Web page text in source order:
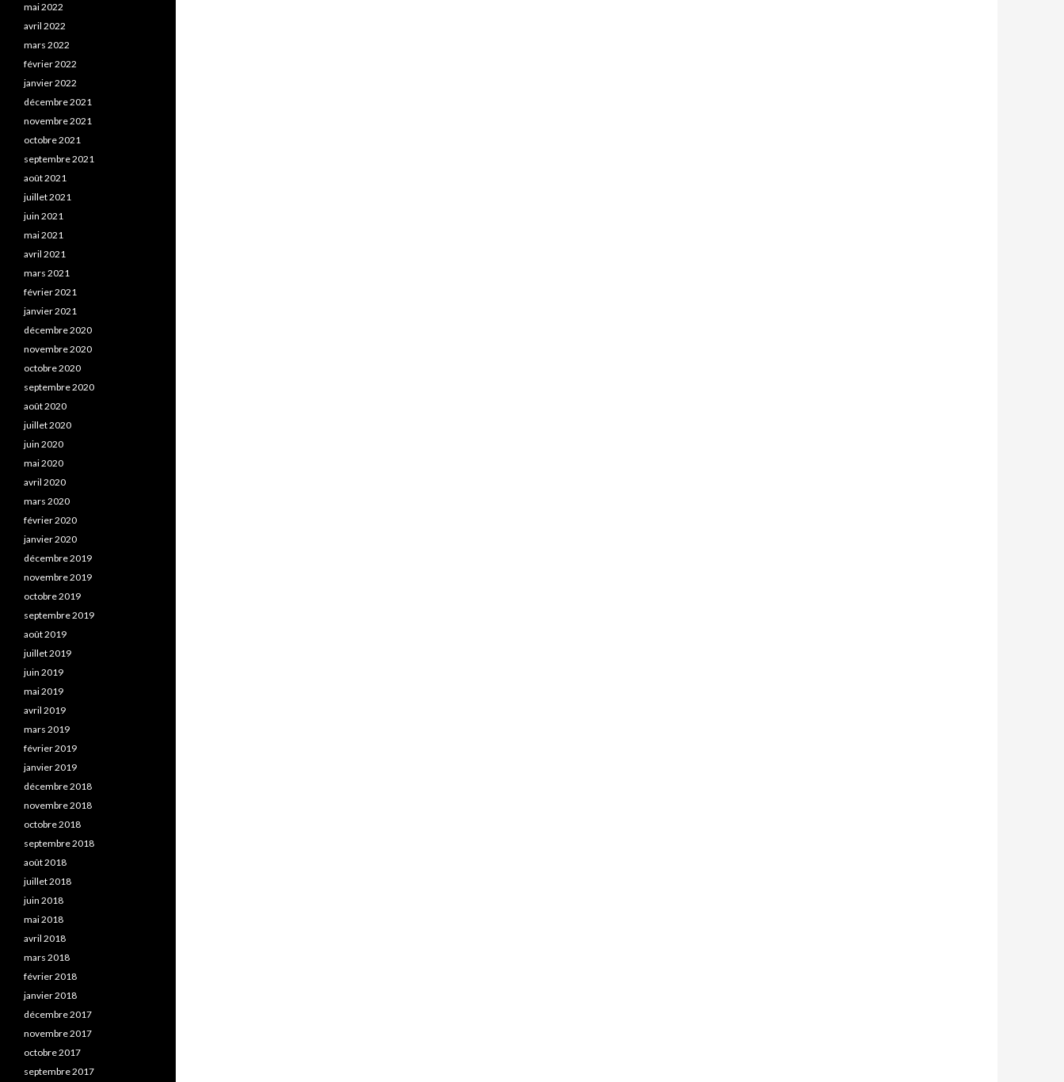
mai 2022
avril 2022
mars 2022
février 2022
janvier 2022
décembre 2021
novembre 2021
octobre 2021
septembre 2021
août 2021
juillet 2021
juin 2021
mai 2021
avril 2021
mars 2021
février 2021
janvier 2021
décembre 2020
novembre 2020
octobre 2020
septembre 2020
août 2020
juillet 2020
juin 2020
mai 2020
avril 2020
mars 2020
février 2020
janvier 2020
décembre 2019
novembre 2019
octobre 2019
septembre 2019
août 2019
juillet 2019
juin 2019
mai 2019
avril 2019
mars 2019
février 2019
janvier 2019
décembre 2018
novembre 2018
octobre 2018
septembre 2018
août 2018
juillet 2018
juin 2018
mai 2018
avril 2018
mars 2018
février 2018
janvier 2018
décembre 2017
novembre 2017
octobre 2017
septembre 2017